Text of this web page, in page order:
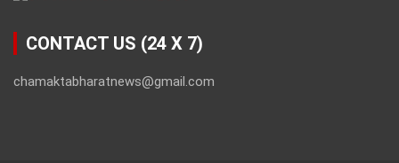
CONTACT US (24 X 7)
chamaktabharatnews@gmail.com